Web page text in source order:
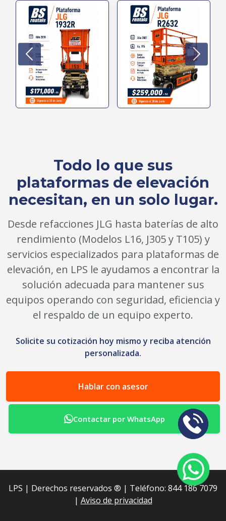
Todo lo que sus
plataformas de elevación
necesitan, en un solo lugar.
Desde refacciones JLG hasta baterías de alto
rendimiento (Modelos L16, J305 y T105) y
servicios especializados para plataformas de
elevación, en LPS le ayudamos a encontrar la
solución adecuada para mantener sus
equipos operando con seguridad, eficiencia y
el respaldo de un equipo experto.
Solicite su cotización hoy mismo y reciba atención
personalizada.
Hablar con asesor
Contactar por WhatsApp
LPS | Derechos reservados ®︎ | Teléfono: 844 186 7079
| Aviso de privacidad